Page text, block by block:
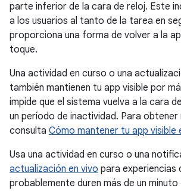
parte inferior de la cara de reloj. Este
a los usuarios al tanto de la tarea en
proporciona una forma de volver a la
toque.
Una actividad en curso o una
también mantienen tu app visible por
impide que el sistema vuelva a la cara
un período de inactividad. Para
consulta Cómo mantener tu app visible
Usa una actividad en curso o una
actualización en vivo para experiencias
probablemente duren más de un